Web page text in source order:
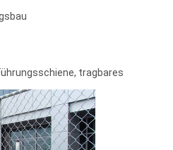
tragbares